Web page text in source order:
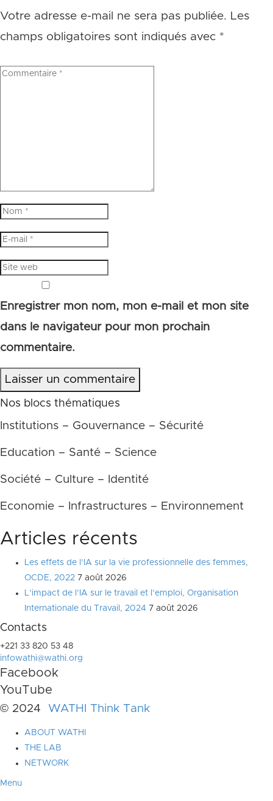
Votre adresse e-mail ne sera pas publiée. Les
champs obligatoires sont indiqués avec *
Enregistrer mon nom, mon e-mail et mon site
dans le navigateur pour mon prochain
commentaire.
Laisser un commentaire
Nos blocs thématiques
Institutions – Gouvernance – Sécurité
Education – Santé – Science
Société – Culture – Identité
Economie – Infrastructures – Environnement
Articles récents
Les effets de l’IA sur la vie professionnelle des femmes,
OCDE, 2022 7 août 2026
L’impact de l’IA sur le travail et l’emploi, Organisation
Internationale du Travail, 2024 7 août 2026
Contacts
+221 33 820 53 48
infowathi@wathi.org
Facebook
YouTube
© 2024 WATHI Think Tank
ABOUT WATHI
THE LAB
NETWORK
Menu